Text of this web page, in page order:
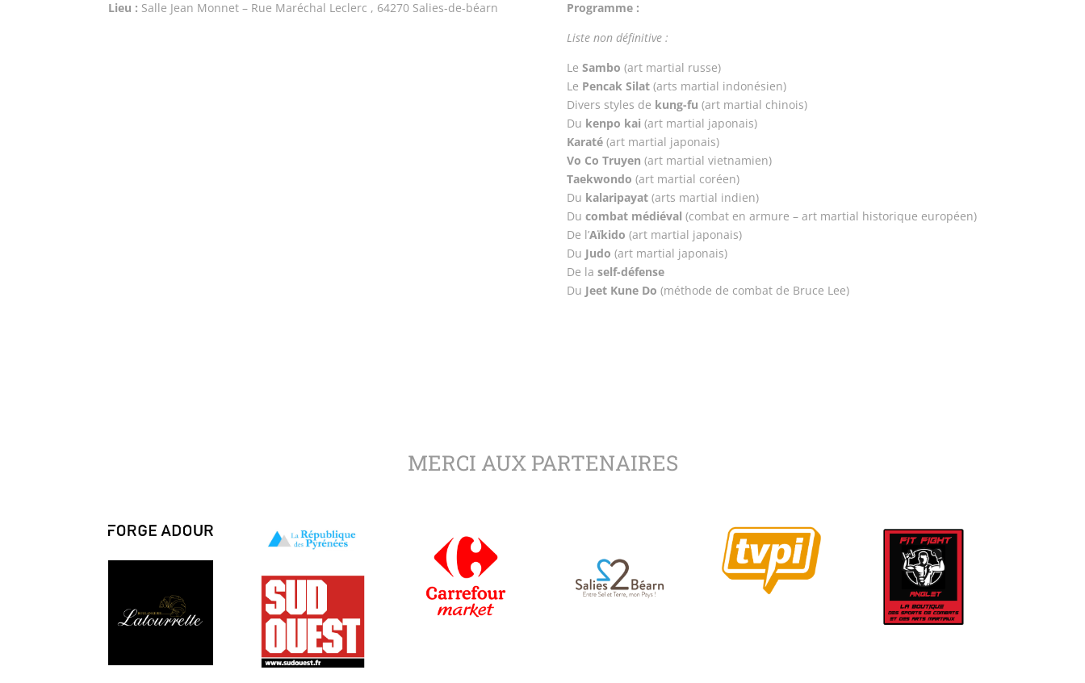
Lieu : Salle Jean Monnet – Rue Maréchal Leclerc , 64270 Salies-de-béarn
Programme :
Liste non définitive :
Le Sambo (art martial russe)
Le Pencak Silat(arts martial indonésien)
Divers styles de kung-fu (art martial chinois)
Du kenpo kai (art martial japonais)
Karaté(art martial japonais)
Vo Co Truyen (art martial vietnamien)
Taekwondo (art martial coréen)
Du kalaripayat(arts martial indien)
Du combat médiéval (combat en armure – art martial historique européen)
De l’Aïkido (art martial japonais)
Du Judo (art martial japonais)
De la self-défense
Du Jeet Kune Do (méthode de combat de Bruce Lee)
MERCI AUX PARTENAIRES